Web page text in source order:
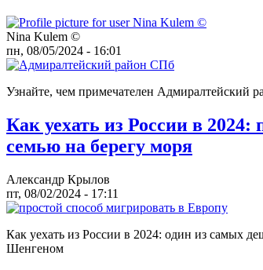
Nina Kulem ©️
пн, 08/05/2024 - 16:01
Узнайте, чем примечателен Адмиралтейский
Как уехать из России в
семью на берегу моря
Александр Крылов
пт, 08/02/2024 - 17:11
Как уехать из России в 2024: один из самых
Шенгеном